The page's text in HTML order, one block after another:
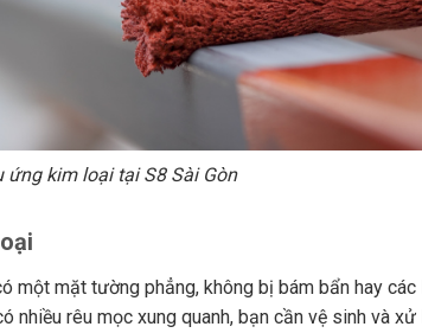
ứng kim loại tại S8 Sài Gòn
một mặt tường phẳng, không bị bám bẩn hay
nhiều rêu mọc xung quanh, bạn cần vệ sinh và